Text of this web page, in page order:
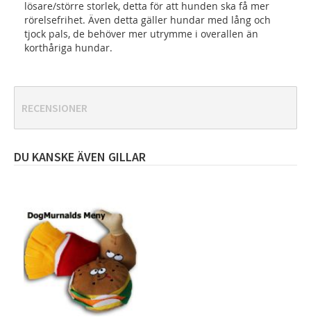
lösare/större storlek, detta för att hunden ska få mer
rörelsefrihet. Även detta gäller hundar med lång och
tjock pals, de behöver mer utrymme i overallen än
korthåriga hundar.
RECENSIONER
DU KANSKE ÄVEN GILLAR